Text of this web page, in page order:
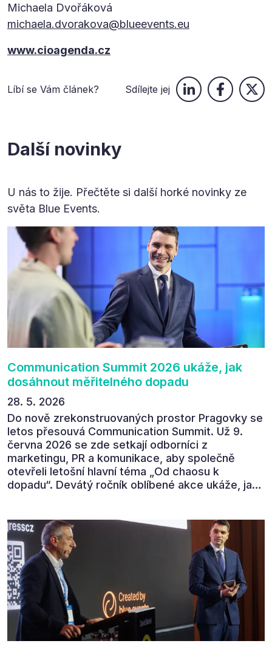
Michaela Dvořáková
michaela.dvorakova@blueevents.eu
www.cioagenda.cz
Líbí se Vám článek? Sdílejte jej
Další novinky
U nás to žije. Přečtěte si další horké novinky ze
světa Blue Events.
Communication Summit 2026 ukáže, jak
dosáhnout měřitelného dopadu
28. 5. 2026
Do nově zrekonstruovaných prostor Pragovky se
letos přesouvá Communication Summit. Už 9.
června 2026 se zde setkají odborníci z
marketingu, PR a komunikace, aby společně
otevřeli letošní hlavní téma „Od chaosu k
dopadu“. Devátý ročník oblíbené akce ukáže, jak